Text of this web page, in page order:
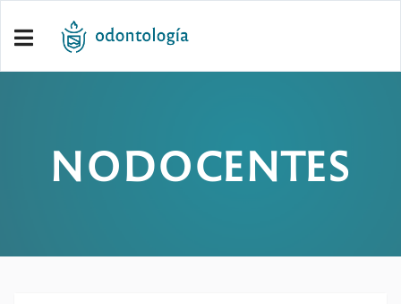
NODOCENTES